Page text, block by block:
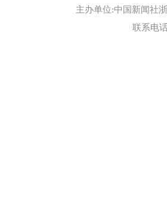
主办单位:中国新闻社
联系电